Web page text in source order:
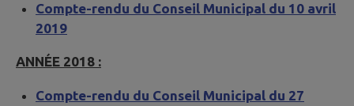
Compte-rendu du Conseil Municipal du 10 avril
2019
ANNÉE 2018 :
Compte-rendu du Conseil Municipal du 27